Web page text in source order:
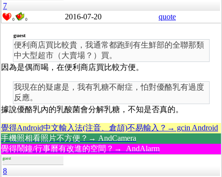
7
0 0 2016-07-20 quote
guest
便利商店買比較貴，我通常都跑到有生鮮部的全聯那類
中大型超市（大賣場？）買。
因為是偶而喝，在便利商店買比較方便。
我現在的疑慮是，我有乳糖不耐症，怕對優酪乳有過度
反應。
據說優酪乳內的乳酸菌會分解乳糖，不知是否真的。
覺得Android中文輸入法(注音、倉頡)不易輸入？→ gcin Android
手機照相看照片不方便？→ AndCamera
覺得鬧鐘/行事曆有改進的空間？→ AndAlarm
guest
8